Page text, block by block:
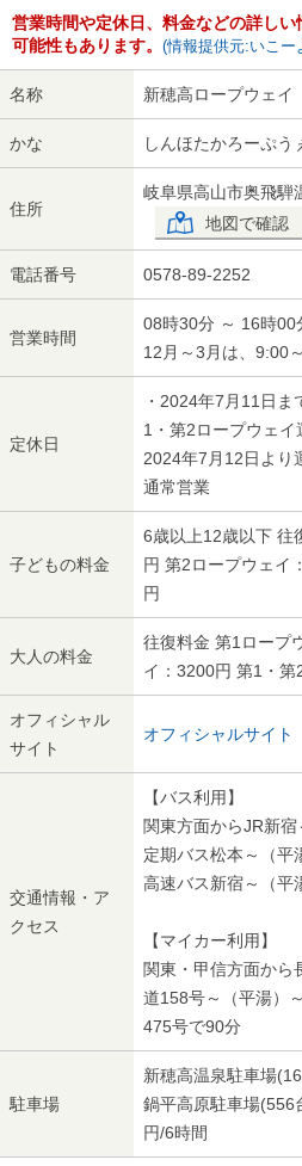
営業時間や定休日、料金などの詳し
可能性もあります。 (情報提供元:いこー
名称 新穂高ロープウェイ
かな しんほたかろーぷう
住所
岐阜県高山市奥飛騨
地図で確認
電話番号 0578-89-2252
営業時間
08時30分 ～ 16時00
12月～3月は、9:00
定休日
・2024年7月11日
1・第2ロープウェ
2024年7月12日より
通常営業
子どもの料金
6歳以上12歳以下 往
円 第2ロープウェイ
円
大人の料金
往復料金 第1ロープ
イ：3200円 第1・第
オフィシャル
サイト
オフィシャルサイト
交通情報・ア
クセス
【バス利用】
関東方面からJR新宿
定期バス松本～（平
高速バス新宿～（平
【マイカー利用】
関東・甲信方面から
道158号～（平湯）
475号で90分
駐車場
新穂高温泉駐車場
鍋平高原駐車場(556
円/6時間